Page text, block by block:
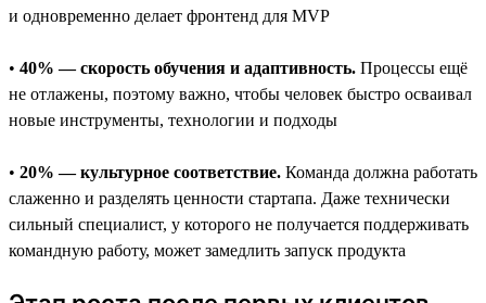
и одновременно делает фронтенд для MVP
• 40% — скорость обучения и адаптивность. Процессы ещё
не отлажены, поэтому важно, чтобы человек быстро осваивал
новые инструменты, технологии и подходы
• 20% — культурное соответствие. Команда должна работать
слаженно и разделять ценности стартапа. Даже технически
сильный специалист, у которого не получается поддерживать
командную работу, может замедлить запуск продукта